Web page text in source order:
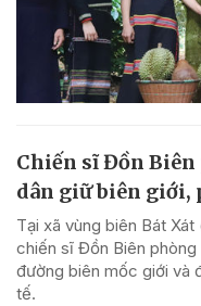
Chiến sĩ Đồn
dân giữ biên
Tại xã vùng biên Bát
chiến sĩ Đồn Biên
đường biên mốc giới và
tế.